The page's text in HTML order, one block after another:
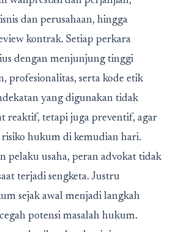
dan perusahaan, hingga
kontrak. Setiap perkara
dengan menjunjung tinggi
profesionalitas, serta kode etik
yang digunakan tidak
reaktif, tetapi juga preventif, agar
hukum di kemudian hari.
pelaku usaha, peran advokat tidak
terjadi sengketa. Justru
sejak awal menjadi langkah
potensi masalah hukum.